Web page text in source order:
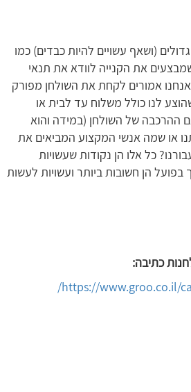
(ושאף עשויים להיות כבדים) כמו
את הקנייה לוודא את תנאי
אמורים לקחת את השולחן מפורק
לנו כולל משלוח עד לבית או
ההרכבה של השולחן (במידה והוא
או שמה אנשי המקצוע המביאים את
כל אלו הן נקודות שעשויות
בפועל הן חשובות ביותר ועשויות לעשות
כתיבה:
https://www.groo.co.il/